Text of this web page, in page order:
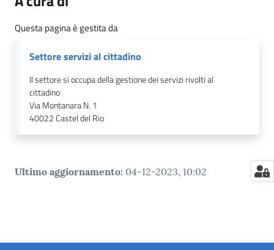
Questa pagina è gestita da
Settore servizi al cittadino
Il settore si occupa della gestione dei servizi rivolti al
cittadino
Via Montanara N. 1
40022Castel del Rio
Ultimo aggiornamento: 04-12-2023, 10:02